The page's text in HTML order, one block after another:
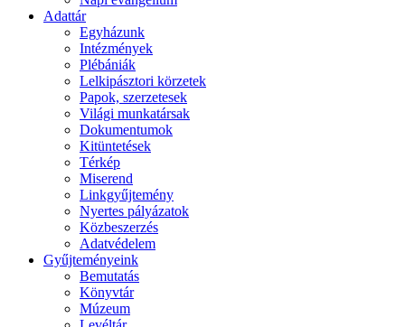
Adattár
Egyházunk
Intézmények
Plébániák
Lelkipásztori körzetek
Papok, szerzetesek
Világi munkatársak
Dokumentumok
Kitüntetések
Térkép
Miserend
Linkgyűjtemény
Nyertes pályázatok
Közbeszerzés
Adatvédelem
Gyűjteményeink
Bemutatás
Könyvtár
Múzeum